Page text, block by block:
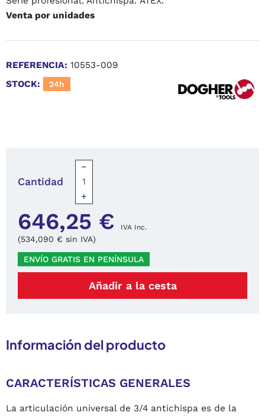
Venta por unidades
REFERENCIA: 10553-009
STOCK:
24h
Cantidad
−
+
646,25 € IVA Inc.
(534,090 € sin IVA)
ENVÍO GRATIS EN PENÍNSULA
Añadir a la cesta
Información del producto
CARACTERÍSTICAS GENERALES
La articulación universal de 3/4 antichispa es de la